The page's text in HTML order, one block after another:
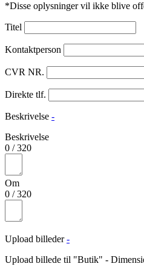
*Disse oplysninger vil ikke blive
Titel
Kontaktperson
CVR NR.
Direkte tlf.
Beskrivelse -
Beskrivelse
0 /320
Om
0 /320
Upload billeder -
Upload billede til "Butik" -